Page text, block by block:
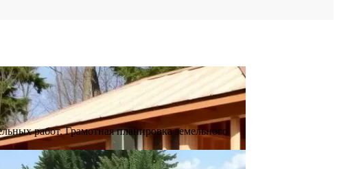
работ. Грамотная планировка земельного